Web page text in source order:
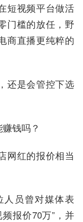
短视频平台做活
门槛的放任，野
商直播更纯粹的
还是会管控下选
钱吗？
网红的报价相当
人员曾对媒体表
报价70万”，并